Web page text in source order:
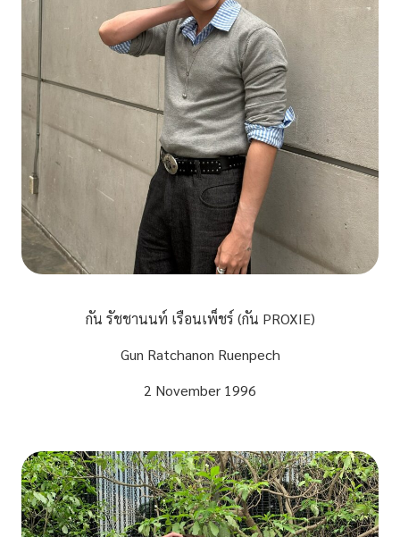
กัน รัชชานนท์ เรือนเพ็ชร์ (กัน PROXIE)
Gun Ratchanon Ruenpech
2 November 1996